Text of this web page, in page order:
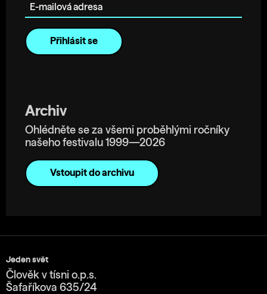
Archiv
Ohlédněte se za všemi proběhlými ročníky
našeho festivalu 1999—2026
Vstoupit do archivu
Jeden svět
Člověk v tísni o.p.s.
Šafaříkova 635/24